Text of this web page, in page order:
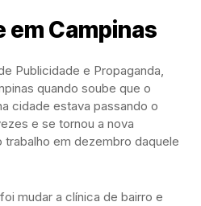
em Campinas
Publicidade e Propaganda,
quando soube que o
cidade estava passando o
e se tornou a nova
em dezembro daquele
mudar a clínica de bairro e